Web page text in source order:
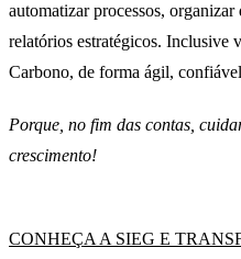
automatizar processos,
relatórios estratégicos. Inclusive
Carbono, de forma ágil,
Porque, no fim das contas,
crescimento!
CONHEÇA A SIEG E